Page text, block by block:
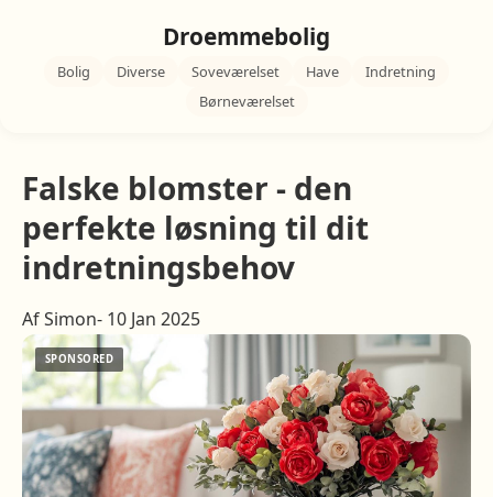
Droemmebolig
Bolig Diverse Soveværelset Have
Indretning
Børneværelset
Falske blomster - den
perfekte løsning til dit
indretningsbehov
Af Simon- 10 Jan 2025